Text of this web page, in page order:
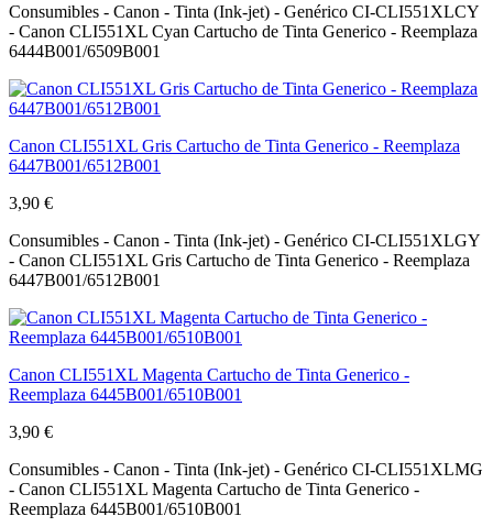
Consumibles - Canon - Tinta (Ink-jet) - Genérico CI-CLI551XLCY
- Canon CLI551XL Cyan Cartucho de Tinta Generico - Reemplaza
6444B001/6509B001
Canon CLI551XL Gris Cartucho de Tinta Generico - Reemplaza
6447B001/6512B001
3,90 €
Consumibles - Canon - Tinta (Ink-jet) - Genérico CI-CLI551XLGY
- Canon CLI551XL Gris Cartucho de Tinta Generico - Reemplaza
6447B001/6512B001
Canon CLI551XL Magenta Cartucho de Tinta Generico -
Reemplaza 6445B001/6510B001
3,90 €
Consumibles - Canon - Tinta (Ink-jet) - Genérico CI-CLI551XLMG
- Canon CLI551XL Magenta Cartucho de Tinta Generico -
Reemplaza 6445B001/6510B001